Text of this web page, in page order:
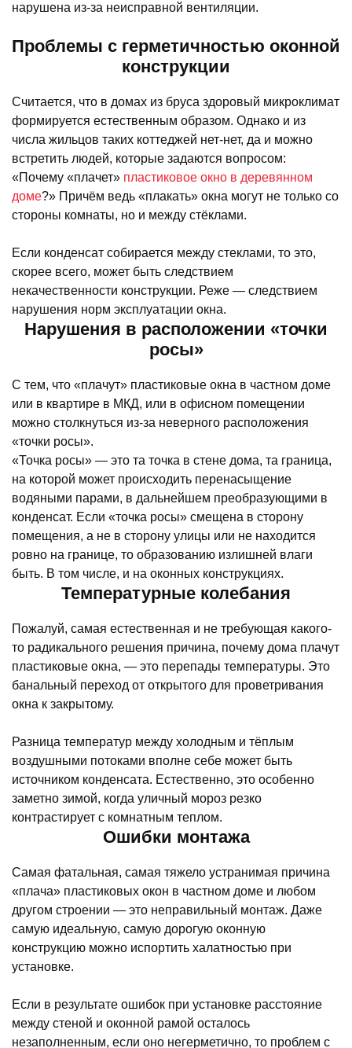
нарушена из-за неисправной вентиляции.
Проблемы с герметичностью оконной
конструкции
Считается, что в домах из бруса здоровый микроклимат
формируется естественным образом. Однако и из
числа жильцов таких коттеджей нет-нет, да и можно
встретить людей, которые задаются вопросом:
«Почему «плачет» пластиковое окно в деревянном
доме?» Причём ведь «плакать» окна могут не только со
стороны комнаты, но и между стёклами.
Если конденсат собирается между стеклами, то это,
скорее всего, может быть следствием
некачественности конструкции. Реже — следствием
нарушения норм эксплуатации окна.
Нарушения в расположении «точки
росы»
С тем, что «плачут» пластиковые окна в частном доме
или в квартире в МКД, или в офисном помещении
можно столкнуться из-за неверного расположения
«точки росы».
«Точка росы» — это та точка в стене дома, та граница,
на которой может происходить перенасыщение
водяными парами, в дальнейшем преобразующими в
конденсат. Если «точка росы» смещена в сторону
помещения, а не в сторону улицы или не находится
ровно на границе, то образованию излишней влаги
быть. В том числе, и на оконных конструкциях.
Температурные колебания
Пожалуй, самая естественная и не требующая какого-
то радикального решения причина, почему дома плачут
пластиковые окна, — это перепады температуры. Это
банальный переход от открытого для проветривания
окна к закрытому.
Разница температур между холодным и тёплым
воздушными потоками вполне себе может быть
источником конденсата. Естественно, это особенно
заметно зимой, когда уличный мороз резко
контрастирует с комнатным теплом.
Ошибки монтажа
Самая фатальная, самая тяжело устранимая причина
«плача» пластиковых окон в частном доме и любом
другом строении — это неправильный монтаж. Даже
самую идеальную, самую дорогую оконную
конструкцию можно испортить халатностью при
установке.
Если в результате ошибок при установке расстояние
между стеной и оконной рамой осталось
незаполненным, если оно негерметично, то проблем с